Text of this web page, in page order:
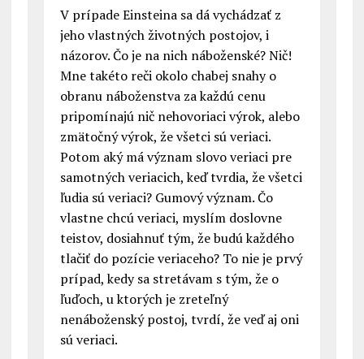
V prípade Einsteina sa dá vychádzať z
jeho vlastných životných postojov, i
názorov. Čo je na nich náboženské? Nič!
Mne takéto reči okolo chabej snahy o
obranu náboženstva za každú cenu
pripomínajú nič nehovoriaci výrok, alebo
zmätočný výrok, že všetci sú veriaci.
Potom aký má význam slovo veriaci pre
samotných veriacich, keď tvrdia, že všetci
ľudia sú veriaci? Gumový význam. Čo
vlastne chcú veriaci, myslím doslovne
teistov, dosiahnuť tým, že budú každého
tlačiť do pozície veriaceho? To nie je prvý
prípad, kedy sa stretávam s tým, že o
ľuďoch, u ktorých je zreteľný
nenáboženský postoj, tvrdí, že veď aj oni
sú veriaci.